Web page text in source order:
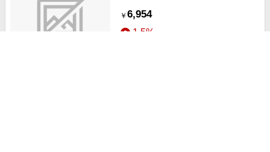
ヤ サイクル／自転車 グラファイト
スキン ７００×２８Ｃ（２８-６２
￥ 6,954
1.5%